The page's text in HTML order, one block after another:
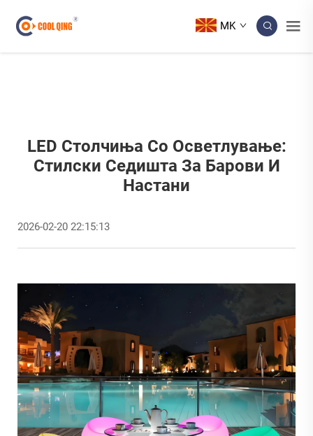
MK
LED Столчиња Со Осветлување:
Стилски Седишта За Барови И
Настани
2026-02-20 22:15:13